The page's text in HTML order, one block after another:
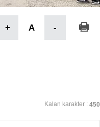
+ A -
Kalan karakter : 450